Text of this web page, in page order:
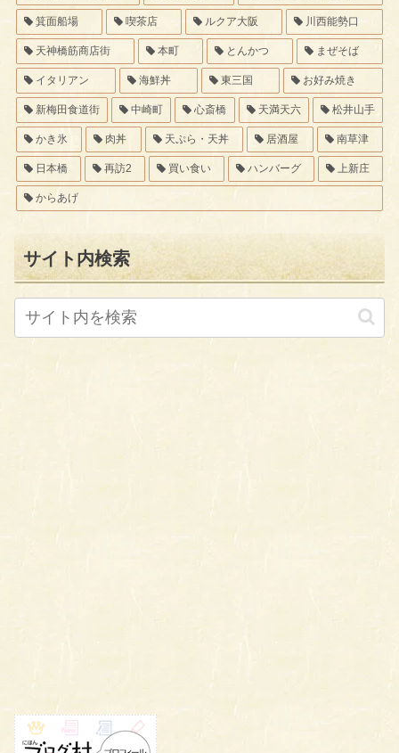
箕面船場 喫茶店 ルクア大阪 川西能勢口
天神橋筋商店街 本町 とんかつ まぜそば
イタリアン 海鮮丼 東三国 お好み焼き
新梅田食道街 中崎町 心斎橋 天満天六 松井山手
かき氷 肉丼 天ぷら・天丼 居酒屋 南草津
日本橋 再訪2 買い食い ハンバーグ 上新庄
からあげ
サイト内検索